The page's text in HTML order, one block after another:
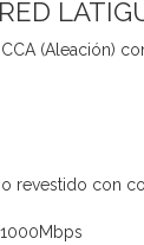
(Aleación)
revestido con